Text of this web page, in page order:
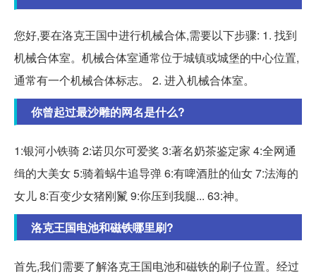
您好,要在洛克王国中进行机械合体,需要以下步骤: 1. 找到
机械合体室。机械合体室通常位于城镇或城堡的中心位置,
通常有一个机械合体标志。 2. 进入机械合体室。
你曾起过最沙雕的网名是什么?
1:银河小铁骑 2:诺贝尔可爱奖 3:著名奶茶鉴定家 4:全网通
缉的大美女 5:骑着蜗牛追导弹 6:有啤酒肚的仙女 7:法海的
女儿 8:百变少女猪刚鬣 9:你压到我腿... 63:神。
洛克王国电池和磁铁哪里刷?
首先,我们需要了解洛克王国电池和磁铁的刷子位置。经过